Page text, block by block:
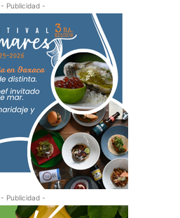
- Publicidad -
- Publicidad -